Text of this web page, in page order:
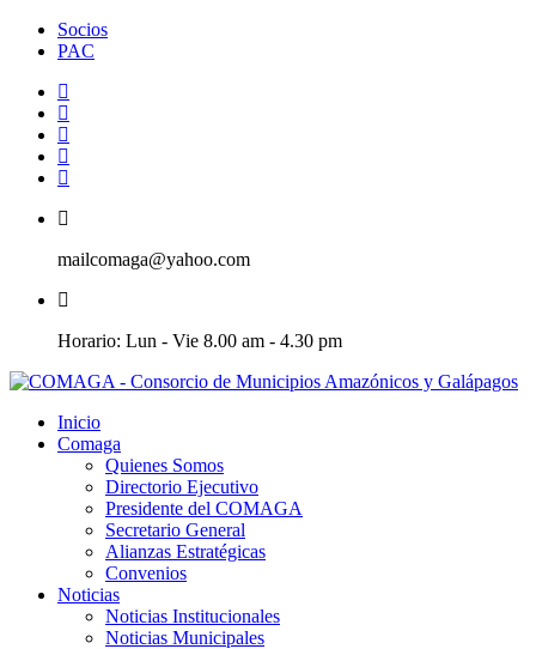
Socios
PAC
mailcomaga@yahoo.com
Horario: Lun - Vie 8.00 am - 4.30 pm
Inicio
Comaga
Quienes Somos
Directorio Ejecutivo
Presidente del COMAGA
Secretario General
Alianzas Estratégicas
Convenios
Noticias
Noticias Institucionales
Noticias Municipales